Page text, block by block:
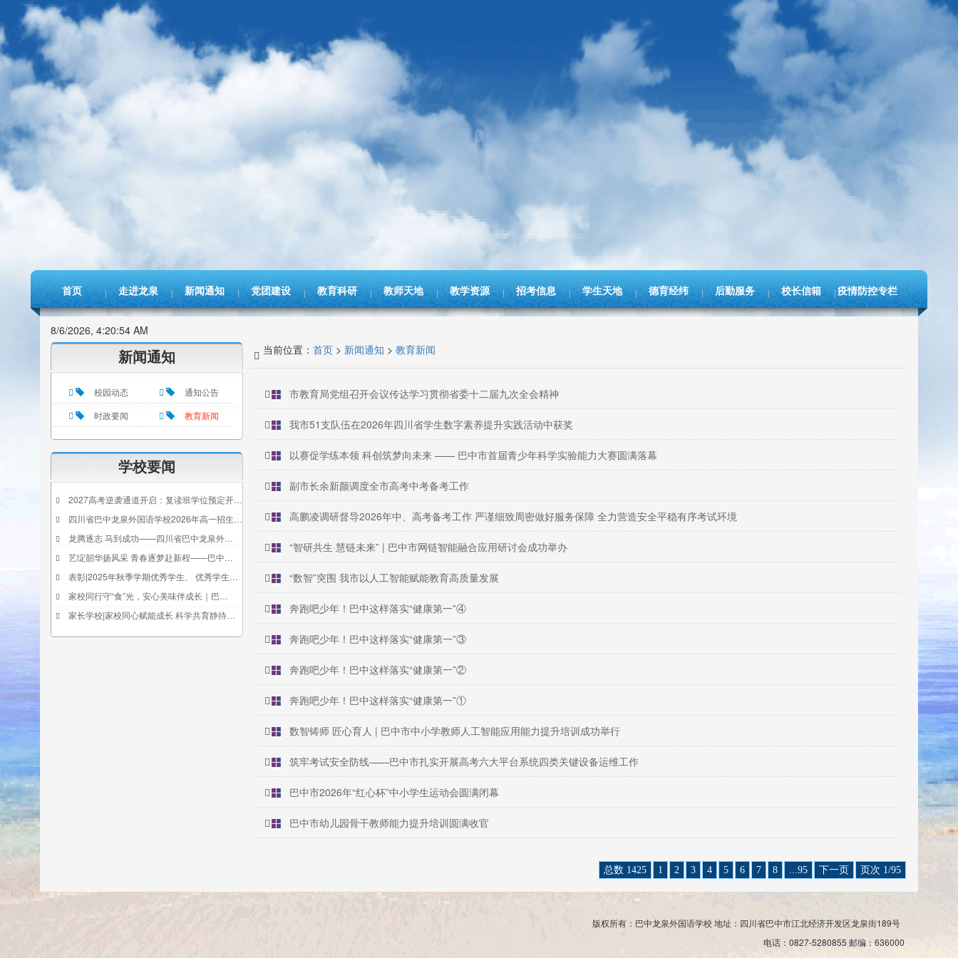
首页 走进龙泉 新闻通知 党团建设 教育科研 教师天地 教学资源 招考信息 学生天地 德育经纬 后勤服务 校长信箱 疫情防控专栏
8/6/2026, 4:20:54 AM
新闻通知
校园动态
通知公告
时政要闻
教育新闻
学校要闻
2027高考逆袭通道开启：复读班学位预定开…
四川省巴中龙泉外国语学校2026年高一招生…
龙腾逐志 马到成功——四川省巴中龙泉外…
艺绽韶华扬风采 青春逐梦赴新程——巴中…
表彰|2025年秋季学期优秀学生、 优秀学生…
家校同行守“食”光，安心美味伴成长｜巴…
家长学校|家校同心赋能成长 科学共育静待…
当前位置： 首页 > 新闻通知 > 教育新闻
市教育局党组召开会议传达学习贯彻省委十二届九次全会精神
我市51支队伍在2026年四川省学生数字素养提升实践活动中获奖
以赛促学练本领 科创筑梦向未来 —— 巴中市首届青少年科学实验能力大赛圆满落幕
副市长余新颜调度全市高考中考备考工作
高鹏凌调研督导2026年中、高考备考工作 严谨细致周密做好服务保障 全力营造安全平稳有序考试环境
“智研共生·慧链未来” | 巴中市网链智能融合应用研讨会成功举办
“数智”突围 我市以人工智能赋能教育高质量发展
奔跑吧少年！巴中这样落实“健康第一”④
奔跑吧少年！巴中这样落实“健康第一”③
奔跑吧少年！巴中这样落实“健康第一”②
奔跑吧少年！巴中这样落实“健康第一”①
数智铸师 匠心育人 | 巴中市中小学教师人工智能应用能力提升培训成功举行
筑牢考试安全防线——巴中市扎实开展高考六大平台系统四类关键设备运维工作
巴中市2026年“红心杯”中小学生运动会圆满闭幕
巴中市幼儿园骨干教师能力提升培训圆满收官
总数 1425 1 2 3 4 5 6 7 8 ...95 下一页 页次 1/95
版权所有：巴中龙泉外国语学校 地址：四川省巴中市江北经济开发区龙泉街189号
电话：0827-5280855 邮编：636000